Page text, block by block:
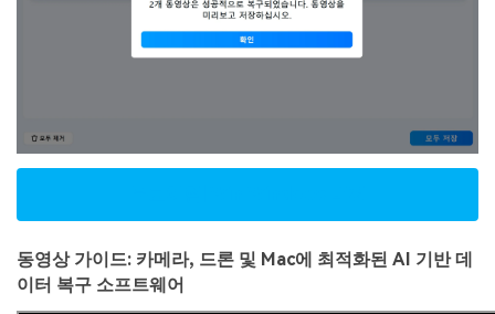
동영상 가이드: 카메라, 드론 및 Mac에 최적화된 AI 기반 데
이터 복구 소프트웨어